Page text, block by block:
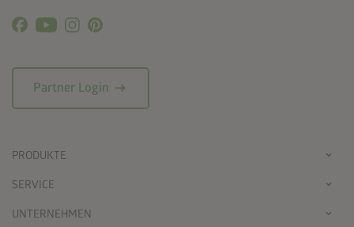
Partner Login arrow_right_alt
PRODUKTE
SERVICE
UNTERNEHMEN